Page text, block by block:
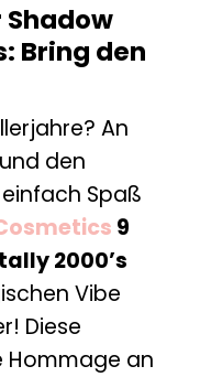
Shadow
Bring den
An
den
Spaß
9
2000’s
Vibe
Diese
Hommage an